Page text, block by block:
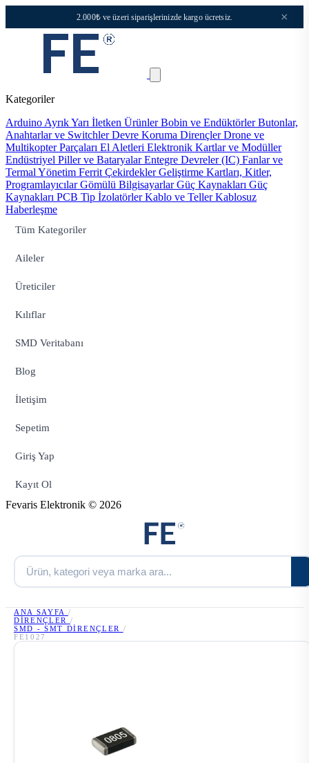
2.000₺ ve üzeri siparişlerinizde kargo ücretsiz. ×
Kategoriler
Arduino Ayrık Yarı İletken ÜrünlerBobin ve EndüktörlerButonlar,
Anahtarlar ve SwitchlerDevre Koruma DirençlerDrone ve
Multikopter Parçaları El Aletleri Elektronik Kartlar ve Modüller
Endüstriyel Piller ve BataryalarEntegre Devreler (IC) Fanlar ve
Termal Yönetim Ferrit ÇekirdeklerGeliştirme Kartları, Kitler,
ProgramlayıcılarGömülü BilgisayarlarGüç Kaynakları Güç
Kaynakları PCB Tip İzolatörlerKablo ve TellerKablosuz
Haberleşme
Tüm Kategoriler
Aileler
Üreticiler
Kılıflar
SMD Veritabanı
Blog
İletişim
Sepetim
Giriş Yap
Kayıt Ol
Fevaris Elektronik © 2026
ANA SAYFA /
DIRENÇLER
/
SMD - SMT DIRENÇLER
/
FE1027